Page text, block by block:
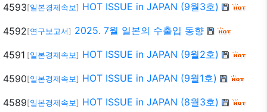
4593 [일본경제속보] HOT ISSUE in JAPAN (9월3호)
4592 [연구보고서] 2025. 7월 일본의 수출입 동향
4591 [일본경제속보] HOT ISSUE in JAPAN (9월2호)
4590 [일본경제속보] HOT ISSUE in JAPAN (9월1호)
4589 [일본경제속보] HOT ISSUE in JAPAN (8월3호)